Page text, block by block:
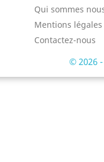
Qui sommes
Mentions légales
Contactez-nous
© 2026 -